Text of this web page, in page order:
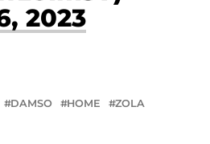
2023
DAMSO HOME ZOLA